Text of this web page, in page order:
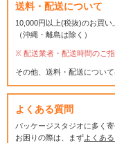
送料・配送について
10,000円以上(税抜)のお買い
（沖縄・離島は除く）
配送業者・配送時間のご
その他、送料・配送について
よくある質問
パッケージスタジオに多く
お困りの際は、まずよくあ